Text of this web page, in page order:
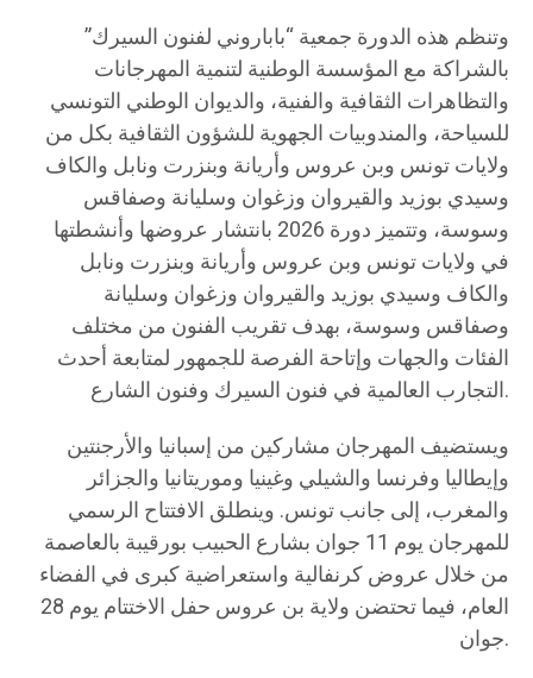
وتنظم هذه الدورة جمعية “باباروني لفنون السيرك”
بالشراكة مع المؤسسة الوطنية لتنمية المهرجانات
والتظاهرات الثقافية والفنية، والديوان الوطني التونسي
للسياحة، والمندوبيات الجهوية للشؤون الثقافية بكل من
ولايات تونس وبن عروس وأريانة وبنزرت ونابل والكاف
وسيدي بوزيد والقيروان وزغوان وسليانة وصفاقس
وسوسة، وتتميز دورة 2026 بانتشار عروضها وأنشطتها
في ولايات تونس وبن عروس وأريانة وبنزرت ونابل
والكاف وسيدي بوزيد والقيروان وزغوان وسليانة
وصفاقس وسوسة، بهدف تقريب الفنون من مختلف
الفئات والجهات وإتاحة الفرصة للجمهور لمتابعة أحدث
التجارب العالمية في فنون السيرك وفنون الشارع.
ويستضيف المهرجان مشاركين من إسبانيا والأرجنتين
وإيطاليا وفرنسا والشيلي وغينيا وموريتانيا والجزائر
والمغرب، إلى جانب تونس. وينطلق الافتتاح الرسمي
للمهرجان يوم 11 جوان بشارع الحبيب بورقيبة بالعاصمة
من خلال عروض كرنفالية واستعراضية كبرى في الفضاء
العام، فيما تحتضن ولاية بن عروس حفل الاختتام يوم 28
جوان.